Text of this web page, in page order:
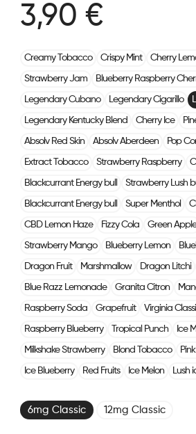
3,90 €
Creamy Tobacco Crispy Mint Cherry
Strawberry Jam Blueberry Raspberry
Legendary Cubano Legendary Cigarillo
Legendary Kentucky Blend Cherry Ice
Absolv Red Skin Absolv Aberdeen Pop
Extract Tobacco Strawberry Raspberry
Blackcurrant Energy bull Strawberry Lush
Blackcurrant Energy bull Super Menthol
CBD Lemon Haze Fizzy Cola Green Apple
Strawberry Mango Blueberry Lemon
Dragon Fruit Marshmallow Dragon Litchi
Blue Razz Lemonade Granita Citron
Raspberry Soda Grapefruit Virginia
Raspberry Blueberry Tropical Punch Ice
Milkshake Strawberry Blond Tobacco
Ice Blueberry Red Fruits Ice Melon Lush
6mg Classic 12mg Classic